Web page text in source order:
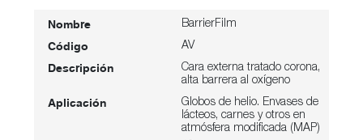
BarrierFilm
AV
Cara externa tratado corona,
alta barrera al oxígeno
Globos de helio. Envases de
lácteos, carnes y otros en
atmósfera modificada (MAP)